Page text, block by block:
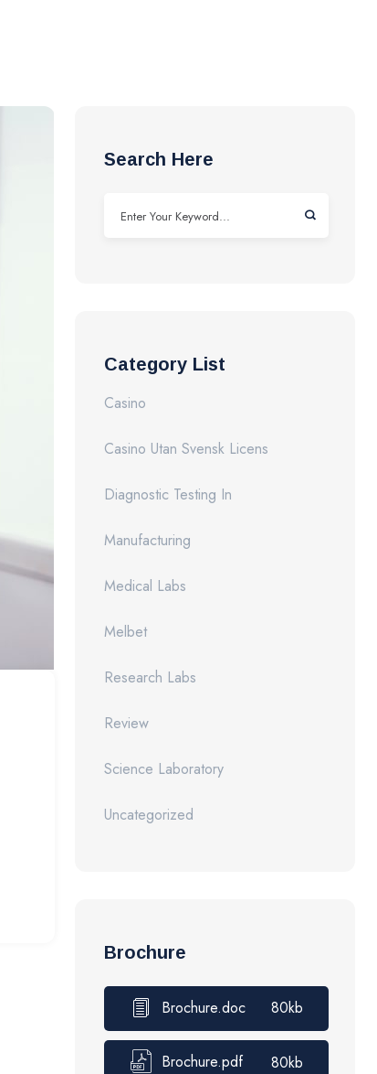
Search Here
Category List
Casino
Casino Utan Svensk Licens
Diagnostic Testing In
Manufacturing
Medical Labs
Melbet
Research Labs
Review
Science Laboratory
Uncategorized
Brochure
Brochure.doc 80kb
Brochure.pdf 80kb